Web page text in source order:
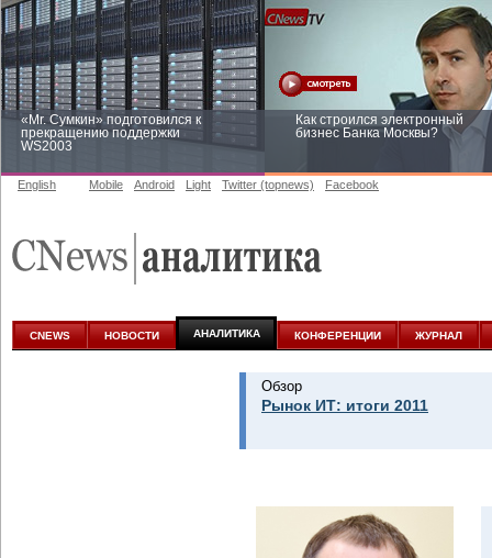
«Mr. Сумкин» подготовился к
прекращению поддержки
WS2003
Как строился электронный
бизнес Банка Москвы?
аналитике
English Mobile Android Light Twitter (topnews) Facebook
CNEWS НОВОСТИ АНАЛИТИКА КОНФЕРЕНЦИИ ЖУРНАЛ
Обзор
Рынок ИТ: итоги 2011